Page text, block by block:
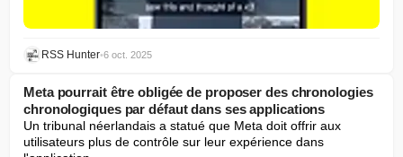
RSS Hunter•6 oct. 2025
Meta pourrait être obligée de proposer des chronologies
chronologiques par défaut dans ses applications
Un tribunal néerlandais a statué que Meta doit offrir aux
utilisateurs plus de contrôle sur leur expérience dans